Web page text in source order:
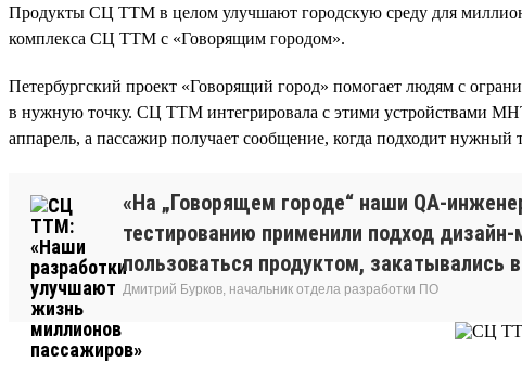
Продукты СЦ ТТМ в целом улучшают городскую среду для
комплекса СЦ ТТМ с «Говорящим городом».
Петербургский проект «Говорящий город» помогает людям с
в нужную точку. СЦ ТТМ интегрировала с этими устройствами
аппарель, а пассажир получает сообщение, когда подходит нужный
«На „Говорящем городе“ наши QA-
тестированию применили подход
пользоваться продуктом, закатывались
Дмитрий Бурков, начальник отдела разработки ПО